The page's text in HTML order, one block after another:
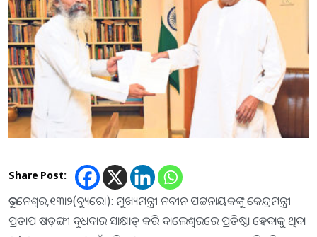
Share Post:
ଭୁବନେଶ୍ୱର,୧୩ା୨(ବ୍ୟୁରୋ): ମୁଖ୍ୟମନ୍ତ୍ରୀ ନବୀନ ପଟ୍ଟନାୟକଙ୍କୁ କେନ୍ଦ୍ରମନ୍ତ୍ରୀ
ପ୍ରତାପ ଷଡ଼ଙ୍ଗୀ ବୁଧବାର ସାକ୍ଷାତ୍‌ କରି ବାଲେଶ୍ୱରରେ ପ୍ରତିଷ୍ଠା ହେବାକୁ ଥିବା